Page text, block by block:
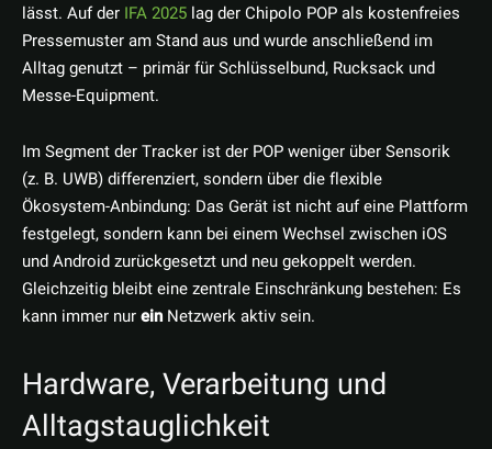
lässt. Auf der IFA 2025 lag der Chipolo POP als kostenfreies
Pressemuster am Stand aus und wurde anschließend im
Alltag genutzt – primär für Schlüsselbund, Rucksack und
Messe-Equipment.
Im Segment der Tracker ist der POP weniger über Sensorik
(z. B. UWB) differenziert, sondern über die flexible
Ökosystem-Anbindung: Das Gerät ist nicht auf eine Plattform
festgelegt, sondern kann bei einem Wechsel zwischen iOS
und Android zurückgesetzt und neu gekoppelt werden.
Gleichzeitig bleibt eine zentrale Einschränkung bestehen: Es
kann immer nurein Netzwerk aktiv sein.
Hardware, Verarbeitung und
Alltagstauglichkeit